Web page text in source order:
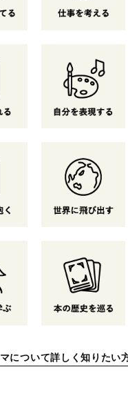
について詳しく知りたい